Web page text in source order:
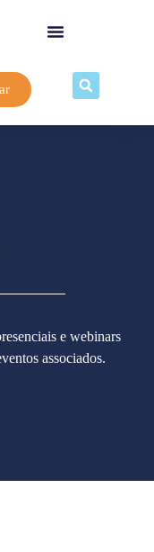
e webinars
associados.